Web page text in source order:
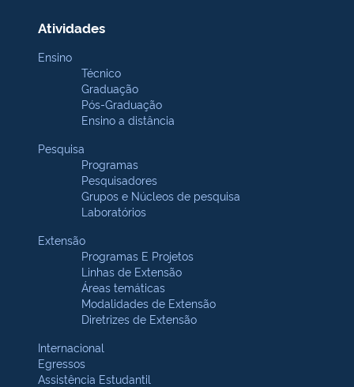
Atividades
Ensino
Técnico
Graduação
Pós-Graduação
Ensino a distância
Pesquisa
Programas
Pesquisadores
Grupos e Núcleos de pesquisa
Laboratórios
Extensão
Programas E Projetos
Linhas de Extensão
Áreas temáticas
Modalidades de Extensão
Diretrizes de Extensão
Internacional
Egressos
Assistência Estudantil